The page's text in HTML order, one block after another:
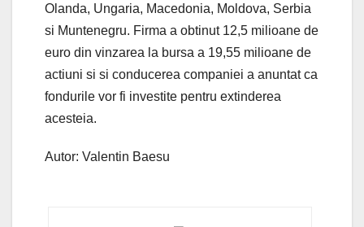
Olanda, Ungaria, Macedonia, Moldova, Serbia
si Muntenegru. Firma a obtinut 12,5 milioane de
euro din vinzarea la bursa a 19,55 milioane de
actiuni si si conducerea companiei a anuntat ca
fondurile vor fi investite pentru extinderea
acesteia.
Autor: Valentin Baesu